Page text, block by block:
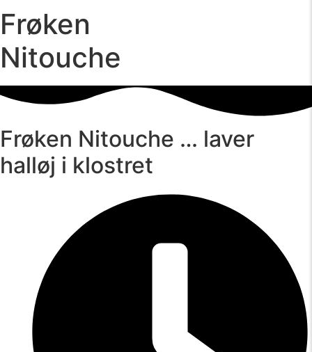
Frøken
Nitouche
Frøken Nitouche … laver
halløj i klostret